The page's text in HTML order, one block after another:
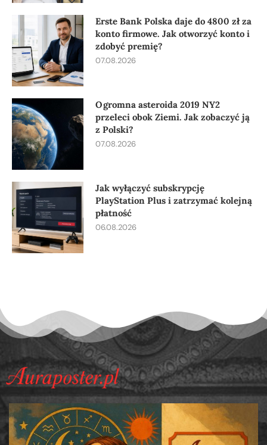
Erste Bank Polska daje do 4800 zł za
konto firmowe. Jak otworzyć konto i
zdobyć premię?
07.08.2026
Ogromna asteroida 2019 NY2
przeleci obok Ziemi. Jak zobaczyć ją
z Polski?
07.08.2026
Jak wyłączyć subskrypcję
PlayStation Plus i zatrzymać kolejną
płatność
06.08.2026